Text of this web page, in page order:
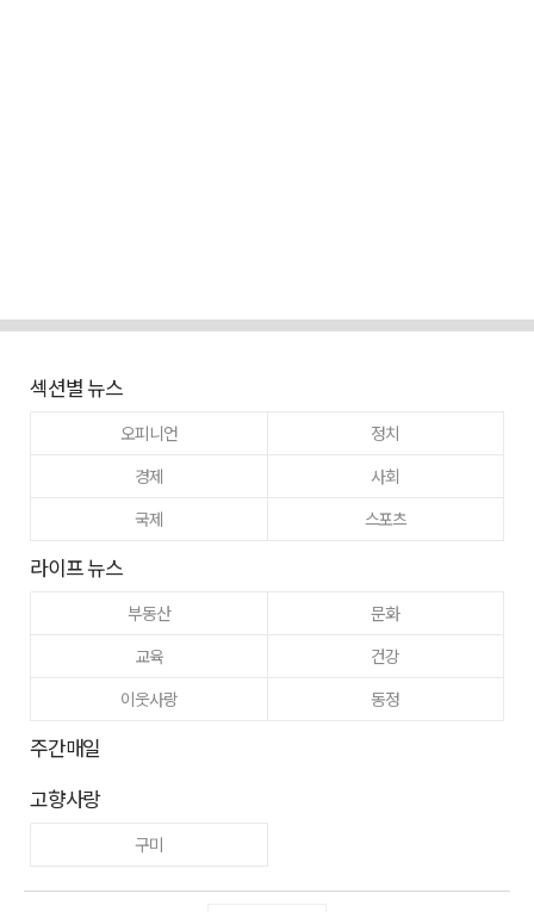
섹션별 뉴스
오피니언
정치
경제
사회
국제
스포츠
라이프 뉴스
부동산
문화
교육
건강
이웃사랑
동정
주간매일
고향사랑
구미